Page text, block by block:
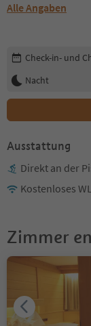
Alle Angaben
Buchungsdetails
Check-in- und
Nacht
Ausstattung
Direkt an der
Kostenloses
Zimmer